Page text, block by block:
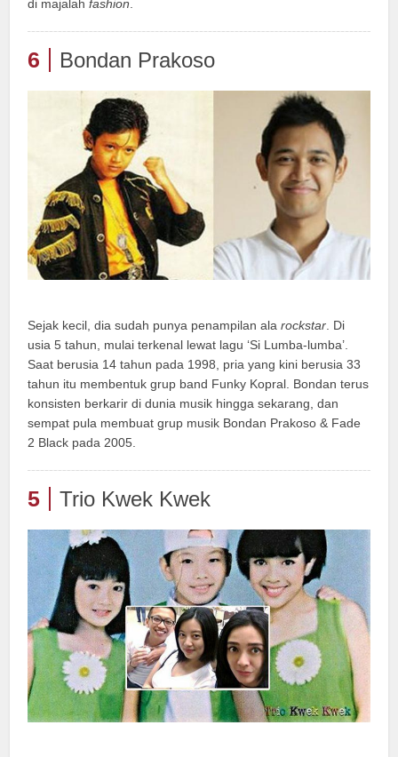
di majalahfashion
6 Bondan Prakoso
Sejak kecil, dia sudah punya penampilan alarockstar. Di
usia 5 tahun, mulai terkenal lewat lagu ‘Si Lumba-lumba’.
Saat berusia 14 tahun pada 1998, pria yang kini berusia 33
tahun itu membentuk grup band Funky Kopral. Bondan terus
konsisten berkarir di dunia musik hingga sekarang, dan
sempat pula membuat grup musik Bondan Prakoso & Fade
2 Black pada 2005.
5 Trio Kwek Kwek